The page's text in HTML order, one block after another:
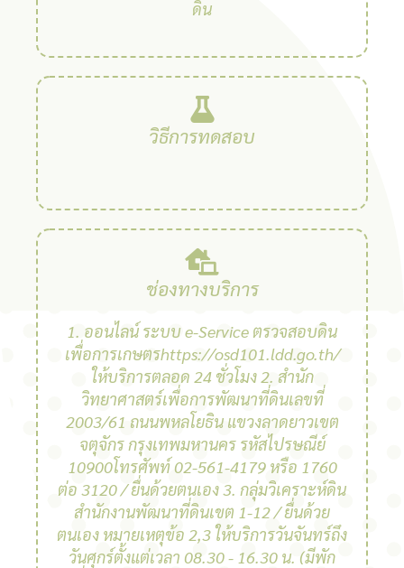
ดิน
วิธีการทดสอบ
ช่องทางบริการ
1. ออนไลน์ ระบบ e-Service ตรวจสอบดิน
เพื่อการเกษตรhttps://osd101.ldd.go.th/
ให้บริการตลอด 24 ชั่วโมง 2. สํานัก
วิทยาศาสตร์เพื่อการพัฒนาที่ดินเลขที่
2003/61 ถนนพหลโยธิน แขวงลาดยาวเขต
จตุจักร กรุงเทพมหานคร รหัสไปรษณีย์
10900โทรศัพท์ 02-561-4179 หรือ 1760
ต่อ 3120 / ยื่นด้วยตนเอง 3. กลุ่มวิเคราะห์ดิน
สํานักงานพัฒนาที่ดินเขต 1-12 / ยื่นด้วย
ตนเอง หมายเหตุข้อ 2,3 ให้บริการวันจันทร์ถึง
วันศุกร์ตั้งแต่เวลา 08.30 - 16.30 น. (มีพัก